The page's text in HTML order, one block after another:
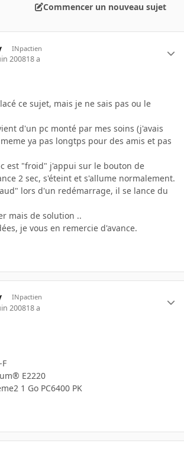
Commencer un nouveau sujet
INpactien
200818 a
ce sujet, mais je ne sais pas ou le
d'un pc monté par mes soins (j'avais
ya pas longtps pour des amis et pas
est "froid" j'appui sur le bouton de
2 sec, s'éteint et s'allume normalement.
lors d'un redémarrage, il se lance du
mais de solution ..
je vous en remercie d'avance.
INpactien
200818 a
E2220
1 Go PC6400 PK